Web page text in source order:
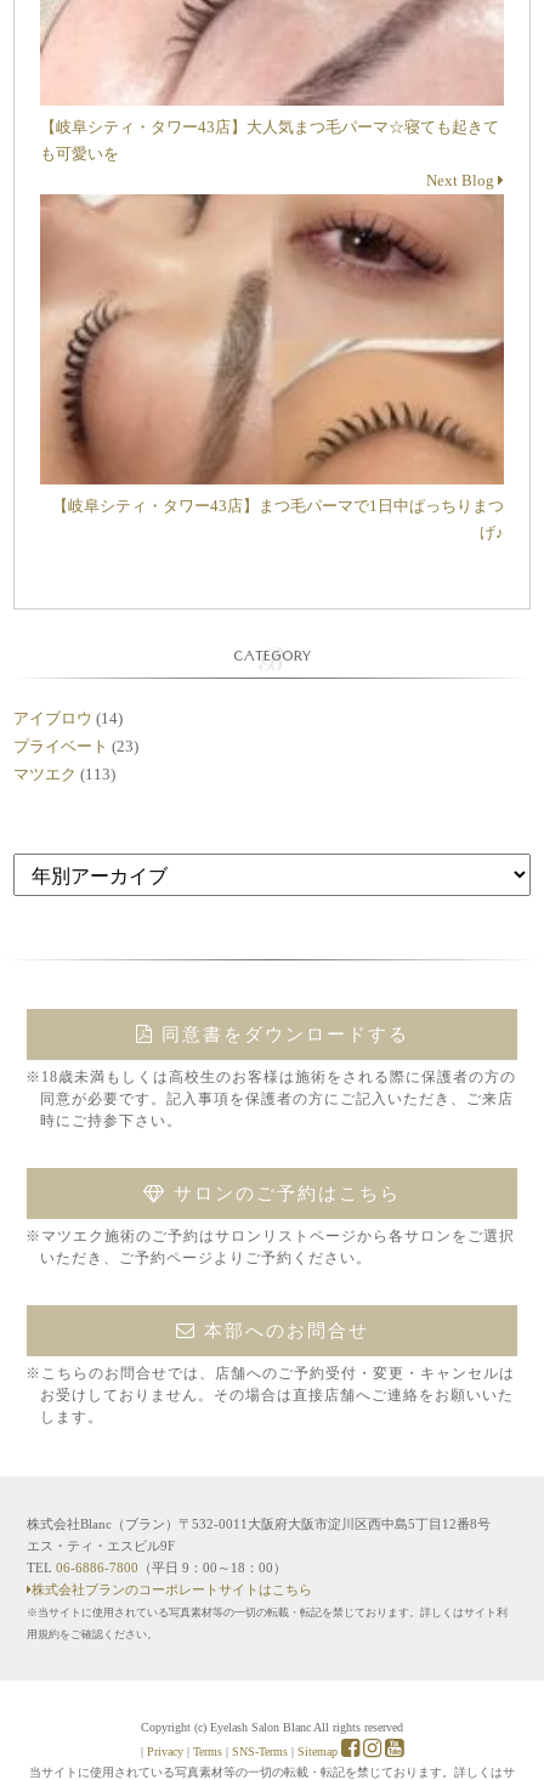
【岐阜シティ・タワー43店】大人気まつ毛パーマ☆寝ても起きて
も可愛いを
Next Blog
【岐阜シティ・タワー43店】まつ毛パーマで1日中ぱっちりまつ
げ♪
CATEGORY
アイブロウ (14)
プライベート (23)
マツエク (113)
同意書をダウンロードする
※18歳未満もしくは高校生のお客様は施術をされる際に保護者の方の
同意が必要です。記入事項を保護者の方にご記入いただき、ご来店
時にご持参下さい。
サロンのご予約はこちら
※マツエク施術のご予約はサロンリストページから各サロンをご選択
いただき、ご予約ページよりご予約ください。
本部へのお問合せ
※こちらのお問合せでは、店舗へのご予約受付・変更・キャンセルは
お受けしておりません。その場合は直接店舗へご連絡をお願いいた
します。
株式会社Blanc（ブラン）〒532-0011大阪府大阪市淀川区西中島5丁目12番8号
エス・ティ・エスビル9F
TEL06-6886-7800
（平日 9：00～18：00）
株式会社ブランのコーポレートサイトはこちら
※当サイトに使用されている写真素材等の一切の転載・転記を禁じております。詳しくはサイト利
用規約をご確認ください。
Copyright (c) Eyelash Salon Blanc All rights reserved
| Privacy | Terms | SNS-Terms | Sitemap
当サイトに使用されている写真素材等の一切の転載・転記を禁じております。詳しくはサ